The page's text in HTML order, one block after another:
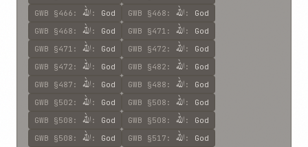
GWB §466 : الله : God GWB §468 : الله : God
GWB §468 : الله : God GWB §471 : الله : God
GWB §471 : الله : God GWB §472 : الله : God
GWB §472 : الله : God GWB §482 : الله : God
GWB §487 : الله : God GWB §488 : الله : God
GWB §502 : الله : God GWB §508 : الله : God
GWB §508 : الله : God GWB §508 : الله : God
GWB §508 : الله : God GWB §517 : الله : God